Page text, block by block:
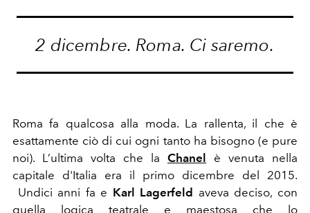
2 dicembre. Roma. Ci saremo.
Roma fa qualcosa alla moda. La rallenta, il che è
esattamente ciò di cui ogni tanto ha bisogno (e pure
noi). L’ultima volta che la Chanel è venuta nella
capitale d'Italia era il primo dicembre del 2015.
Undici anni fa e Karl Lagerfeld aveva deciso, con
quella logica teatrale e maestosa che lo